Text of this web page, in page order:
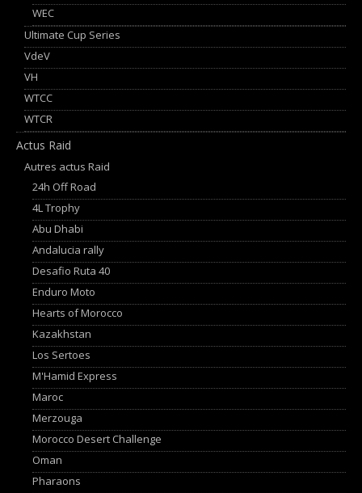
WEC
Ultimate Cup Series
VdeV
VH
WTCC
WTCR
Actus Raid
Autres actus Raid
24h Off Road
4L Trophy
Abu Dhabi
Andalucia rally
Desafio Ruta 40
Enduro Moto
Hearts of Morocco
Kazakhstan
Los Sertoes
M'Hamid Express
Maroc
Merzouga
Morocco Desert Challenge
Oman
Pharaons